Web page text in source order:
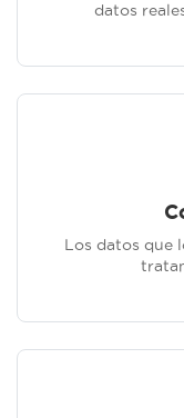
datos
Los datos que